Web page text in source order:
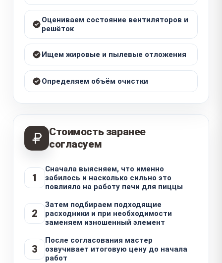
Оцениваем состояние вентиляторов и
решёток
Ищем жировые и пылевые отложения
Определяем объём очистки
Стоимость заранее
согласуем
1
Сначала выясняем, что именно
забилось и насколько сильно это
повлияло на работу печи для пиццы
2
Затем подбираем подходящие
расходники и при необходимости
заменяем изношенный элемент
3
После согласования мастер
озвучивает итоговую цену до начала
работ